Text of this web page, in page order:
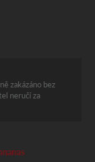
zakázáno bez
neručí za